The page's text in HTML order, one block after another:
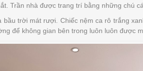
Trần nhà được trang trí bằng những chú
trời mát rượi. Chiếc nệm ca rô trắng
để không gian bên trong luôn luôn được